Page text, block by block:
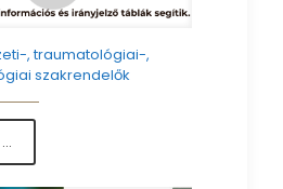
, traumatológiai-,
szakrendelők
-
Új
helyen